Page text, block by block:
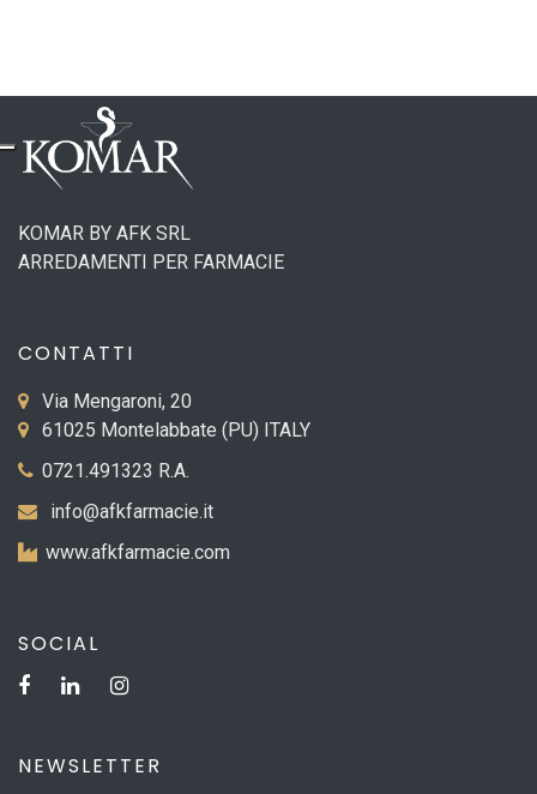
KOMAR BY AFK SRL
ARREDAMENTI PER FARMACIE
CONTATTI
Via Mengaroni, 20
61025 Montelabbate (PU) ITALY
0721.491323 R.A.
info@afkfarmacie.it
www.afkfarmacie.com
SOCIAL
NEWSLETTER